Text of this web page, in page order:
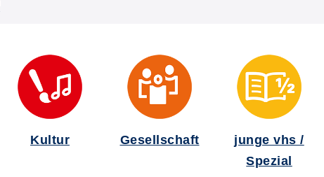
Kultur Gesellschaft
junge vhs /
Spezial